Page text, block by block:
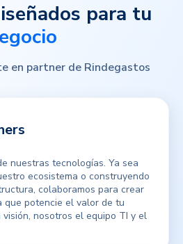
para tu
en partner de Rindegastos
nuestras tecnologías. Ya sea
ecosistema o construyendo
colaboramos para crear
que potencie el valor de tu
nosotros el equipo TI y el